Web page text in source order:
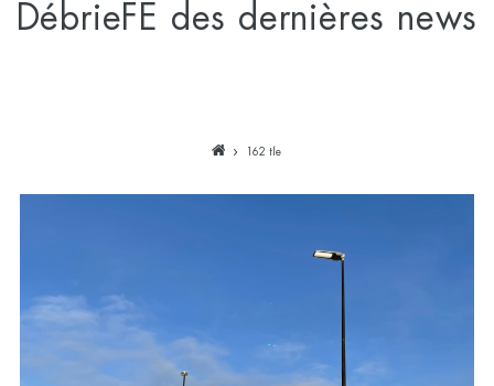
DébrieFE des dernières news
162 tle